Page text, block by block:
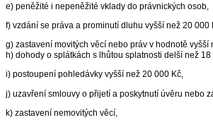
e) peněžité i nepeněžité vklady do právnických osob,
f) vzdání se práva a prominutí dluhu vyšší než 20 000
g) zastavení movitých věcí nebo práv v hodnotě vyšší
h) dohody o splátkách s lhůtou splatnosti delší než 18
i) postoupení pohledávky vyšší než 20 000 Kč,
j) uzavření smlouvy o přijetí a poskytnutí úvěru nebo
k) zastavení nemovitých věcí,